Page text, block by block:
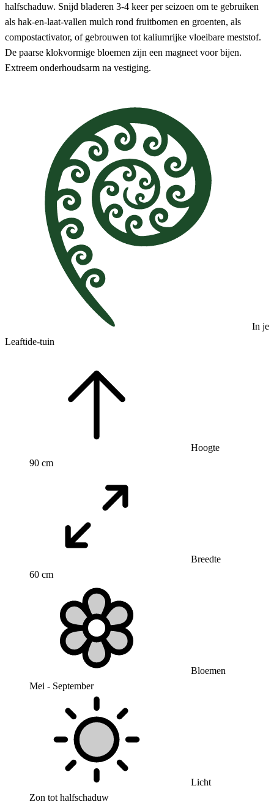
halfschaduw. Snijd bladeren 3-4 keer per seizoen om te gebruiken
als hak-en-laat-vallen mulch rond fruitbomen en groenten, als
compostactivator, of gebrouwen tot kaliumrijke vloeibare meststof.
De paarse klokvormige bloemen zijn een magneet voor bijen.
Extreem onderhoudsarm na vestiging.
In je
Leaftide-tuin
Hoogte
90 cm
Breedte
60 cm
Bloemen
Mei - September
Licht
Zon tot halfschaduw